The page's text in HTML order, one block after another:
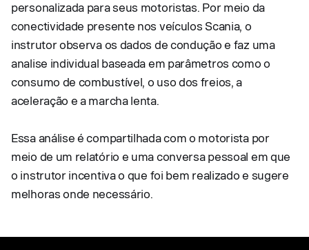
personalizada para seus motoristas. Por meio da
conectividade presente nos veículos Scania, o
instrutor observa os dados de condução e faz uma
analise individual baseada em parâmetros como o
consumo de combustível, o uso dos freios, a
aceleração e a marcha lenta.
Essa análise é compartilhada com o motorista por
meio de um relatório e uma conversa pessoal em que
o instrutor incentiva o que foi bem realizado e sugere
melhoras onde necessário.